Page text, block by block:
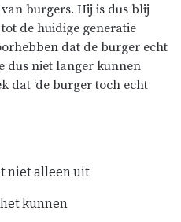
burgers. Hij is dus blij
de huidige generatie
dat de burger echt
dus niet langer kunnen
dat ‘de burger toch echt
niet alleen uit
kunnen